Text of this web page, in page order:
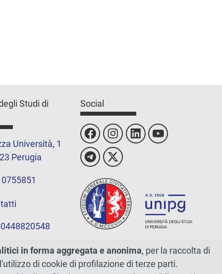
Studi di
Università, 1
Perugia
Social
in forma aggregata e anonima, per la raccolta di
di cookie di profilazione di terze parti.